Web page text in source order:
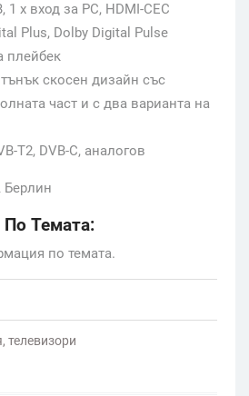
1 x вход за PC, HDMI-CEC
Plus, Dolby Digital Pulse
плейбек
скосен дизайн със
част и с два варианта на
T2, DVB-C, аналогов
Берлин
Темата:
по темата.
, телевизори